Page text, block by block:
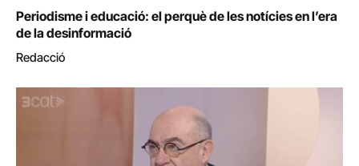
Periodisme i educació: el perquè de les notícies en l’era
de la desinformació
Redacció